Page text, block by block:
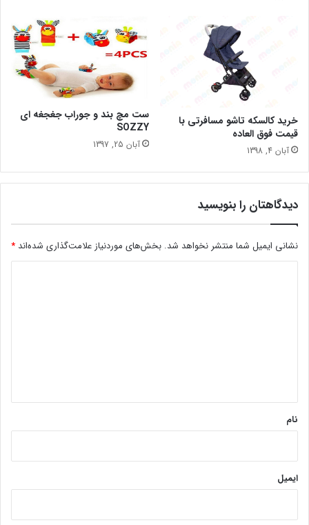
خرید کالسکه تاشو مسافرتی با
قیمت فوق العاده
آبان 4, 1398
ست مچ بند و جوراب جغجغه ای
SOZZY
آبان 25, 1397
دیدگاهتان را بنویسید
نشانی ایمیل شما منتشر نخواهد شد. بخش‌های موردنیاز علامت‌گذاری شده‌اند *
نام
ایمیل